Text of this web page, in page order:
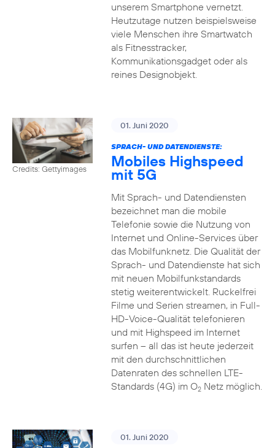
unserem Smartphone vernetzt.
Heutzutage nutzen beispielsweise
viele Menschen ihre Smartwatch
als Fitnesstracker,
Kommunikationsgadget oder als
reines Designobjekt.
Credits: Gettyimages
01. Juni 2020
SPRACH- UND DATENDIENSTE:
Mobiles Highspeed
mit 5G
Mit Sprach- und Datendiensten
bezeichnet man die mobile
Telefonie sowie die Nutzung von
Internet und Online-Services über
das Mobilfunknetz. Die Qualität der
Sprach- und Datendienste hat sich
mit neuen Mobilfunkstandards
stetig weiterentwickelt. Ruckelfrei
Filme und Serien streamen, in Full-
HD-Voice-Qualität telefonieren
und mit Highspeed im Internet
surfen – all das ist heute jederzeit
mit den durchschnittlichen
Datenraten des schnellen LTE-
Standards (4G) im O2Netz möglich.
01. Juni 2020